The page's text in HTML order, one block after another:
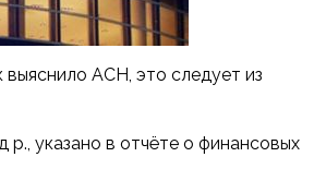
выяснило АСН, это следует из
указано в отчёте о финансовых